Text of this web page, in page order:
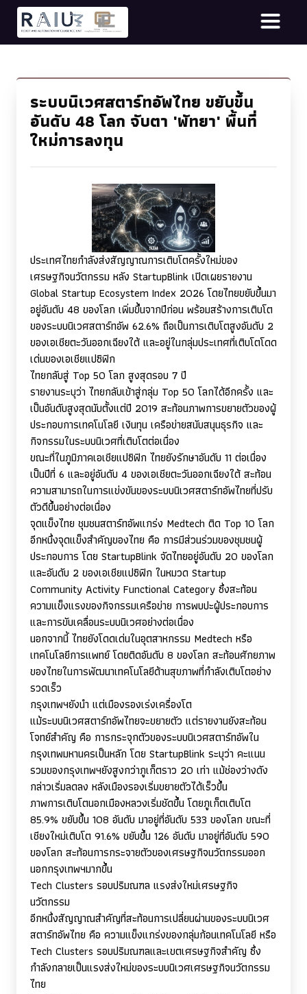
ระบบนิเวศสตาร์ทอัพไทย ขยับขึ้น
อันดับ 48 โลก จับตา 'พัทยา' พื้นที่
ใหม่การลงทุน
ประเทศไทยกำลังส่งสัญญาณการเติบโตครั้งใหม่ของ
เศรษฐกิจนวัตกรรม หลัง StartupBlink เปิดเผยรายงาน
Global Startup Ecosystem Index 2026 โดยไทยขยับขึ้นมา
อยู่อันดับ 48 ของโลก เพิ่มขึ้นจากปีก่อน พร้อมสร้างการเติบโต
ของระบบนิเวศสตาร์ทอัพ 62.6% ถือเป็นการเติบโตสูงอันดับ 2
ของเอเชียตะวันออกเฉียงใต้ และอยู่ในกลุ่มประเทศที่เติบโตโดด
เด่นของเอเชียแปซิฟิก
ไทยกลับสู่ Top 50 โลก สูงสุดรอบ 7 ปี
รายงานระบุว่า ไทยกลับเข้าสู่กลุ่ม Top 50 โลกได้อีกครั้ง และ
เป็นอันดับสูงสุดนับตั้งแต่ปี 2019 สะท้อนภาพการขยายตัวของผู้
ประกอบการเทคโนโลยี เงินทุน เครือข่ายสนับสนุนธุรกิจ และ
กิจกรรมในระบบนิเวศที่เติบโตต่อเนื่อง
ขณะที่ในภูมิภาคเอเชียแปซิฟิก ไทยยังรักษาอันดับ 11 ต่อเนื่อง
เป็นปีที่ 6 และอยู่อันดับ 4 ของเอเชียตะวันออกเฉียงใต้ สะท้อน
ความสามารถในการแข่งขันของระบบนิเวศสตาร์ทอัพไทยที่ปรับ
ตัวดีขึ้นอย่างต่อเนื่อง
จุดแข็งไทย ชุมชนสตาร์ทอัพแกร่ง Medtech ติด Top 10 โลก
อีกหนึ่งจุดแข็งสำคัญของไทย คือ การมีส่วนร่วมของชุมชนผู้
ประกอบการ โดย StartupBlink จัดไทยอยู่อันดับ 20 ของโลก
และอันดับ 2 ของเอเชียแปซิฟิก ในหมวด Startup
Community Activity Functional Category ซึ่งสะท้อน
ความแข็งแรงของกิจกรรมเครือข่าย การพบปะผู้ประกอบการ
และการขับเคลื่อนระบบนิเวศอย่างต่อเนื่อง
นอกจากนี้ ไทยยังโดดเด่นในอุตสาหกรรม Medtech หรือ
เทคโนโลยีการแพทย์ โดยติดอันดับ 8 ของโลก สะท้อนศักยภาพ
ของไทยในการพัฒนาเทคโนโลยีด้านสุขภาพที่กำลังเติบโตอย่าง
รวดเร็ว
กรุงเทพฯยังนำ แต่เมืองรองเร่งเครื่องโต
แม้ระบบนิเวศสตาร์ทอัพไทยจะขยายตัว แต่รายงานยังสะท้อน
โจทย์สำคัญ คือ การกระจุกตัวของระบบนิเวศสตาร์ทอัพใน
กรุงเทพมหานครเป็นหลัก โดย StartupBlink ระบุว่า คะแนน
รวมของกรุงเทพฯยังสูงกว่าภูเก็ตราว 20 เท่า แม้ช่องว่างดัง
กล่าวเริ่มลดลง หลังเมืองรองเริ่มขยายตัวได้เร็วขึ้น
ภาพการเติบโตนอกเมืองหลวงเริ่มชัดขึ้น โดยภูเก็ตเติบโต
85.9% ขยับขึ้น 108 อันดับ มาอยู่ที่อันดับ 533 ของโลก ขณะที่
เชียงใหม่เติบโต 91.6% ขยับขึ้น 126 อันดับ มาอยู่ที่อันดับ 590
ของโลก สะท้อนการกระจายตัวของเศรษฐกิจนวัตกรรมออก
นอกกรุงเทพฯมากขึ้น
Tech Clusters รอบปริมณฑล แรงส่งใหม่เศรษฐกิจ
นวัตกรรม
อีกหนึ่งสัญญาณสำคัญที่สะท้อนการเปลี่ยนผ่านของระบบนิเวศ
สตาร์ทอัพไทย คือ ความแข็งแกร่งของกลุ่มก้อนเทคโนโลยี หรือ
Tech Clusters รอบปริมณฑลและเขตเศรษฐกิจสำคัญ ซึ่ง
กำลังกลายเป็นแรงส่งใหม่ของระบบนิเวศเศรษฐกิจนวัตกรรม
ไทย